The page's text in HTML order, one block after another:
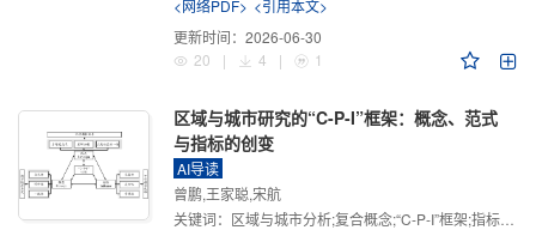
<网络PDF> <引用本文>
更新时间： 2026-06-30
20
| 4 | 1
区域与城市研究的“C-P-I”框架：概念、范式
与指标的创变
AI导读
曾鹏,王家聪,宋航
关键词： 区域与城市分析;复合概念;“C-P-I”框架;指标体系